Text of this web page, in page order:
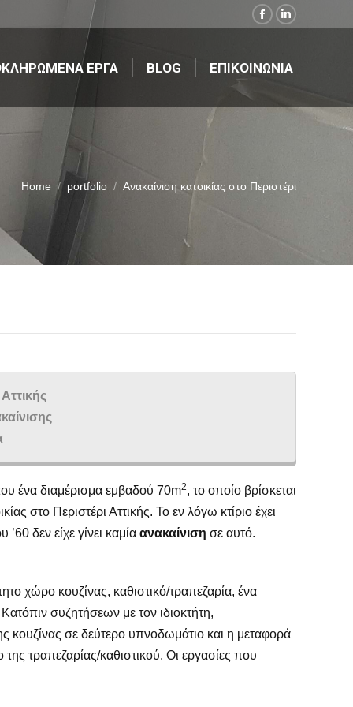
Facebook
opens
new
Linkedin
opens
new
ΕΡΓΑ BLOG ΕΠΙΚΟΙΝΩΝΙΑ
Home portfolio Ανακαίνιση κατοικίας στο Περιστέρι
ένα διαμέρισμα εμβαδού 70m2, το οποίο βρίσκεται
στο Περιστέρι Αττικής. Το εν λόγω κτίριο έχει
’60 δεν είχε γίνει καμία ανακαίνιση σε αυτό.
χώρο κουζίνας, καθιστικό/τραπεζαρία, ένα
συζητήσεων με τον ιδιοκτήτη,
κουζίνας σε δεύτερο υπνοδωμάτιο και η μεταφορά
της τραπεζαρίας/καθιστικού. Οι εργασίες που
ΕΡΓΑ BLOG ΕΠΙΚΟΙΝΩΝΙΑ